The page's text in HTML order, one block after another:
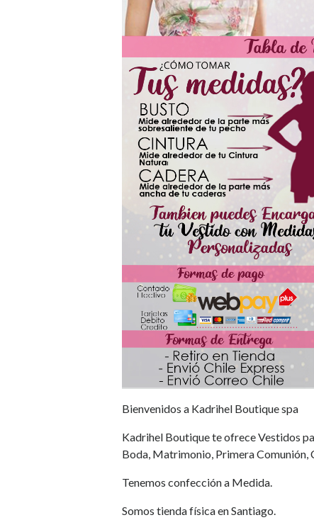
Bienvenidos a Kadrihel Boutique spa
Kadrihel Boutique te ofrece Vestidos
Boda, Matrimonio, Primera Comunión,
Tenemos confección a Medida.
Somos tienda física en Santiago.